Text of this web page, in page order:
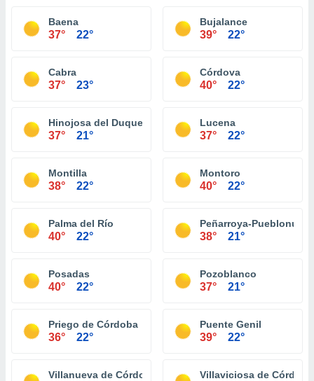
Baena
37° 22°
Bujalance
39° 22°
Cabra
37° 23°
Córdova
40° 22°
Hinojosa del Duque
37° 21°
Lucena
37° 22°
Montilla
38° 22°
Montoro
40° 22°
Palma del Río
40° 22°
Peñarroya-
38° 21°
Posadas
40° 22°
Pozoblanco
37° 21°
Priego de Córdoba
36° 22°
Puente Genil
39° 22°
Villanueva de Córdoba Villaviciosa de Córdoba